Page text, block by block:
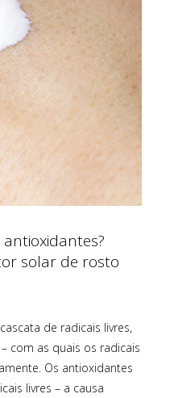
solar de rosto
de radicais livres,
com as quais os radicais
Os antioxidantes
livres – a causa